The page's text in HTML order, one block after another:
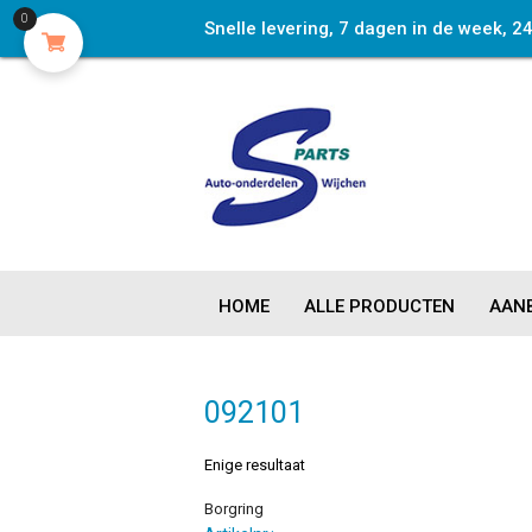
Snelle levering, 7 dagen in de week,
HOME ALLE PRODUCTEN
092101
Enige resultaat
Borgring
0